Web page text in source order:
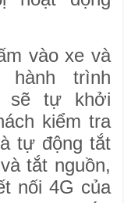
vào xe và
hành trình
sẽ tự khởi
kiểm tra
tự động tắt
tắt nguồn,
nối 4G của